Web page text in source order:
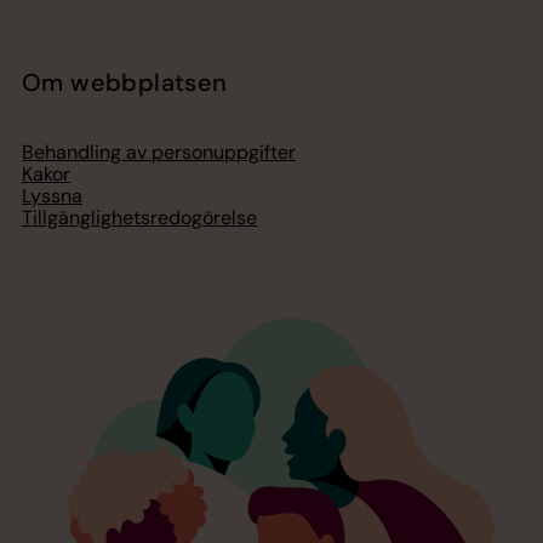
Om webbplatsen
Behandling av personuppgifter
Kakor
Lyssna
Tillgänglighetsredogörelse